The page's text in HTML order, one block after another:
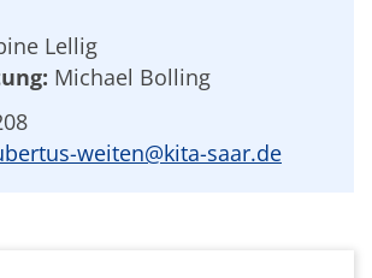
Lellig
Michael Bolling
weiten@kita-saar.de